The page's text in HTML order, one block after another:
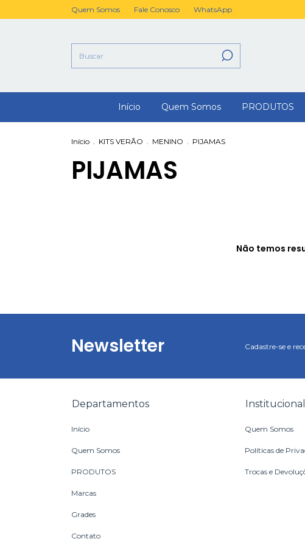
Quem Somos Fale Conosco WhatsApp
Início Quem Somos PRODUTOS
Início . KITS VERÃO . MENINO . PIJAMAS
PIJAMAS
Não temos
Newsletter Cadastre-se e
Departamentos
Início
Quem Somos
PRODUTOS
Marcas
Grades
Contato
Institucional
Quem Somos
Políticas de
Trocas e